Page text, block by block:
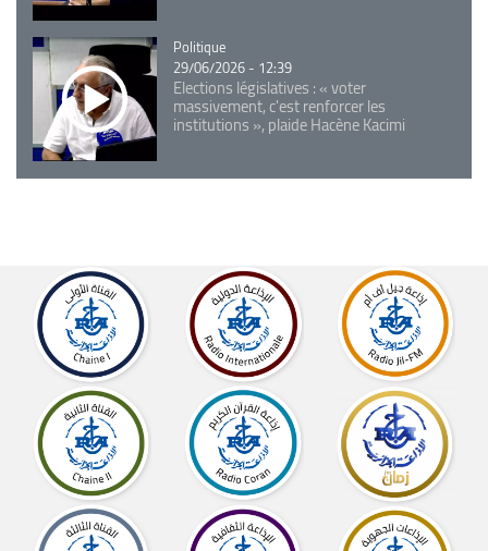
Catégorie
Politique
29/06/2026 - 12:39
Elections législatives : « voter
massivement, c'est renforcer les
institutions », plaide Hacène Kacimi